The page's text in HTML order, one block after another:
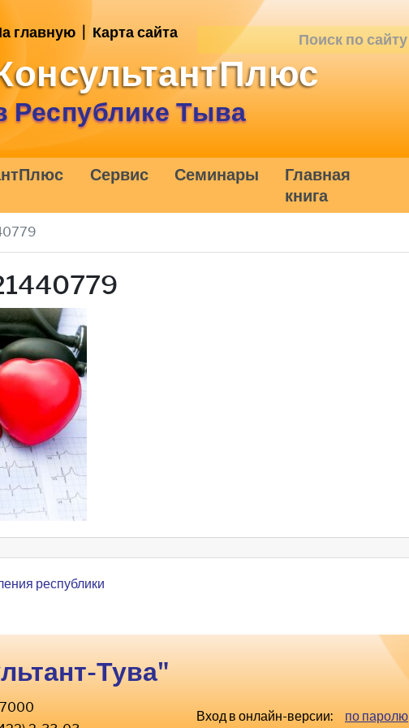
главную Карта сайта
Республике Тыва
Сервис Семинары
Главная
книга
республики
Тува"
Вход в онлайн-версии: по паролю